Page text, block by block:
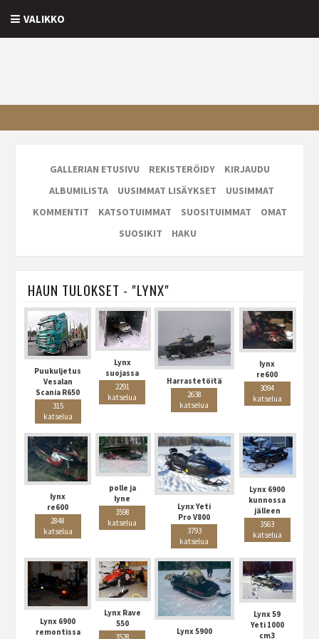
VALIKKO
GALLERIAN ETUSIVU REKISTERÖIDY
KIRJAUDU
ALBUMILISTA
UUSIMMAT LISÄYKSET
UUSIMMAT
KOMMENTIT
KATSOTUIMMAT SUOSITUIMMAT
OMAT
SUOSIKIT
HAKU
HAUN TULOKSET - "LYNX"
Puukuljetus
Vesalan
Scania R650
315
katselua
Lynx
suojassa
2291
katselua
Harrastetöitä
2638
katselua
lynx
re600
3094
katselua
lynx
re600
2848
katselua
polle ja
lyne
3598
katselua
Lynx Yeti
Pro V800
3793
katselua
Lynx 6900
kunnossa
jälleen
3563
katselua
Lynx 6900
remontissa
Lynx Rave
550
3528
Lynx 5900
Lynx 59
Yeti 1000
cm3